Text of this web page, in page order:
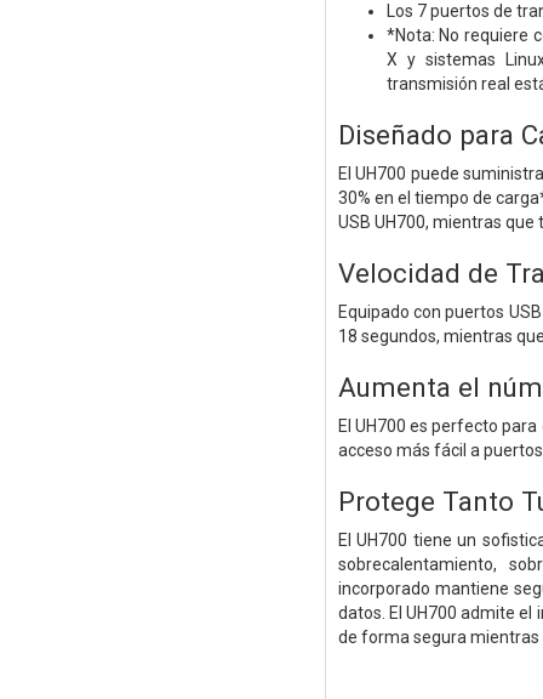
Los 7 puertos de
*Nota: No requiere
X y sistemas
transmisión real
Diseñado para
El UH700 puede
30% en el tiempo de
USB UH700, mientras
Velocidad de
Equipado con puertos
18 segundos, mientras
Aumenta el
El UH700 es perfecto
acceso más fácil a
Protege Tanto
El UH700 tiene un
sobrecalentamiento,
incorporado mantiene
datos. El UH700 admite
de forma segura